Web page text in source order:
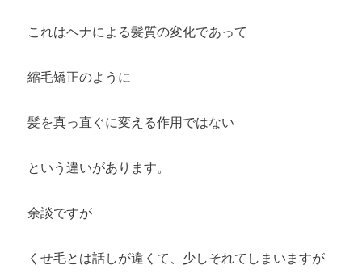
これはヘナによる髪質の変化であって
縮毛矯正のように
髪を真っ直ぐに変える作用ではない
という違いがあります。
余談ですが
くせ毛とは話しが違くて、少しそれてしまいますが